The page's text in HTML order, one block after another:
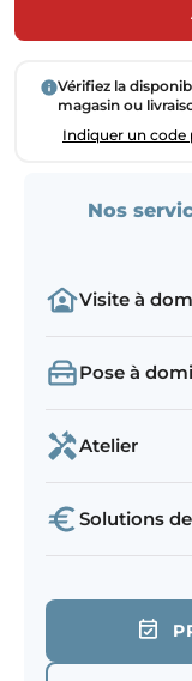
Vérifiez la
magasin ou
Indiquer un code
Nos
Visite à
Pose à
Atelier
Solutions